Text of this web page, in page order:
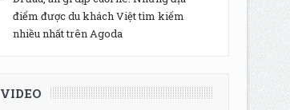
điểm được du khách Việt tìm kiếm
nhiều nhất trên Agoda
VIDEO